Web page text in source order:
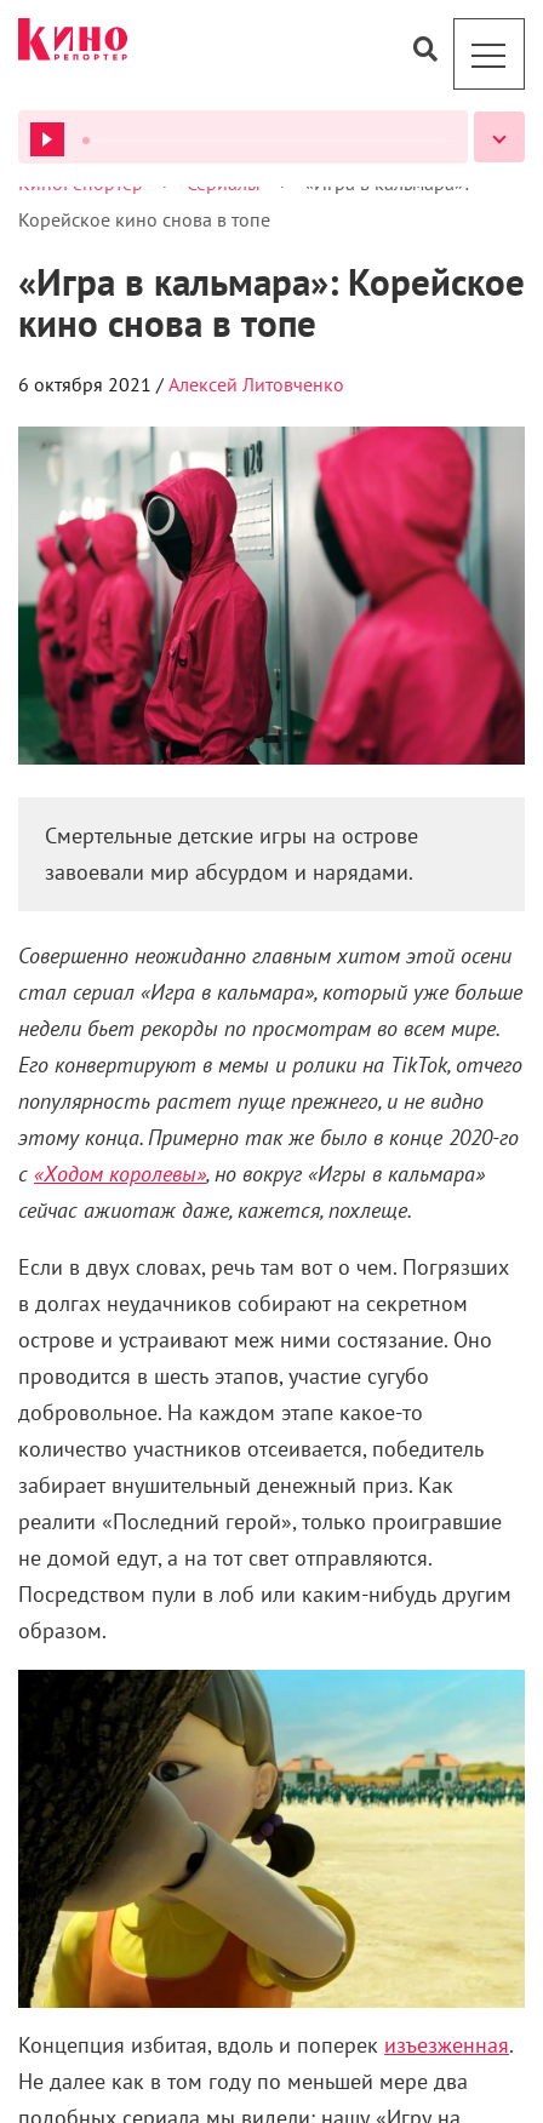
ВСЕ ПОДКАСТЫ
Вампирские хроники этой
осенью в вашем гардеробе
4 октября 2021 /
Согреваемся в стиле знаменитых кровопийц:
подражаем графу Дракуле и копируем стиль
Лестата.
Писательнице Энн Райс, благодаря которой образ
сегодня исполняется 80. Но подборкой особенных
фильмов про кровопийц никого не удивишь: они
рассмотреть их стиль. Тем более что это
неисчерпаемый источник ярких образов.
Мы привыкли к тому, что вампиры – это кожа,
черный цвет, грубые ботинки: они живут среди нас,
а потому выбирают нейтральную одежду, чтобы не
выделяться. Кроме того, в ней должно быть удобно
ловить жертву и скрываться с места преступления,
прошли, а шаблон «вампир-убийца» уступает место
неповторимому стилю, которым обладают только
ночные создания с острыми клыками.
«Выживут только любовники» (2013)
Персонажи фильма
«Выживут только любовники»
Джима Джармуша – не только романтичные
натуры, но и настоящие эстеты. А потому они
коллекционируют предметы искусства,
наслаждаются прекрасноймузыкой в тихом баре,
отказываются от шаблонов и – самое главное – не
оскверняют свои руки убийствами. Оттого белый и
преобладает в гардеробе Евы (Тильда Суинтон).